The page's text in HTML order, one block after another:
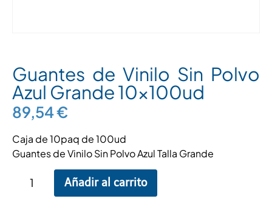
Guantes de Vinilo Sin Polvo
Azul Grande 10x100ud
89,54€
Caja de 10paq de 100ud
Guantes de Vinilo Sin Polvo Azul Talla Grande
Añadir al carrito